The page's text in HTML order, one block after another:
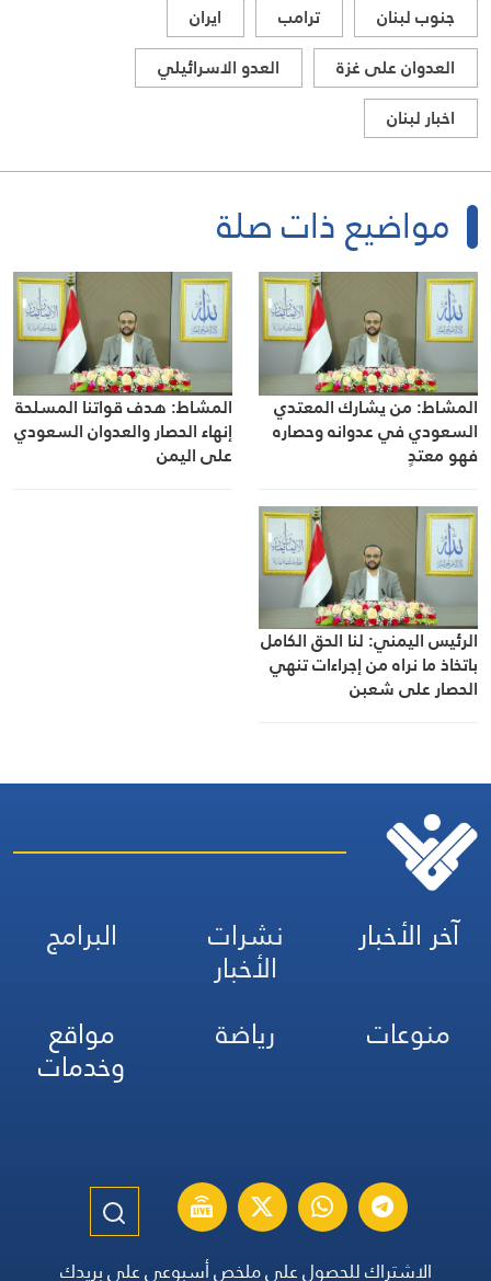
جنوب لبنان
ترامب
ايران
العدوان على غزة
العدو الاسرائيلي
اخبار لبنان
مواضيع ذات صلة
المشاط: من يشارك المعتدي
السعودي في عدوانه وحصاره
فهو معتدٍ
المشاط: هدف قواتنا المسلحة
إنهاء الحصار والعدوان السعودي
على اليمن
الرئيس اليمني: لنا الحق الكامل
باتخاذ ما نراه من إجراءات تنهي
الحصار على شعبن
آخر الأخبار نشرات
الأخبار
البرامج
منوعات
رياضة مواقع
وخدمات
الاشتراك للحصول على ملخص أسبوعي على بريدك